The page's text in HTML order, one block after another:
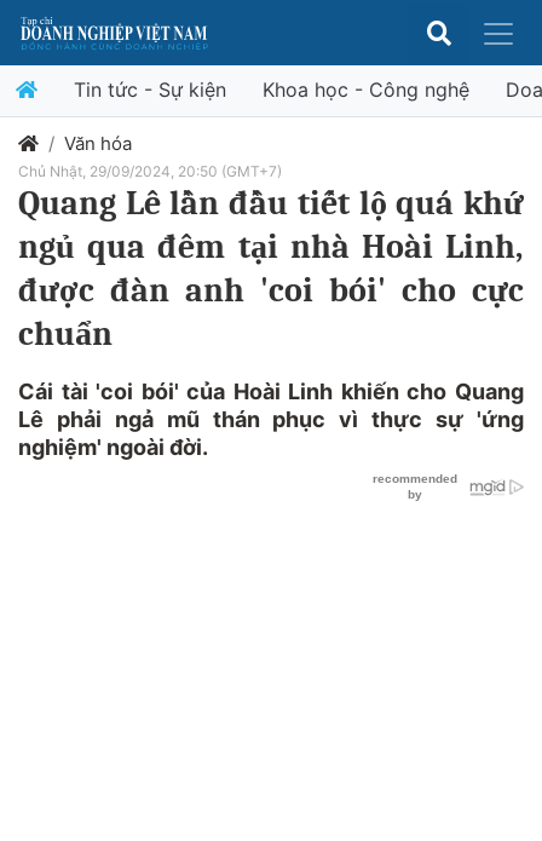
Tin tức - Sự kiện Khoa học - Công nghệ
Văn hóa
Chủ Nhật, 29/09/2024, 20:50 (GMT+7)
Quang Lê lần đầu tiết lộ quá khứ
ngủ qua đêm tại nhà Hoài Linh,
được đàn anh 'coi bói' cho cực
chuẩn
Cái tài 'coi bói' của Hoài Linh khiến cho Quang
Lê phải ngả mũ thán phục vì thực sự 'ứng
nghiệm' ngoài đời.